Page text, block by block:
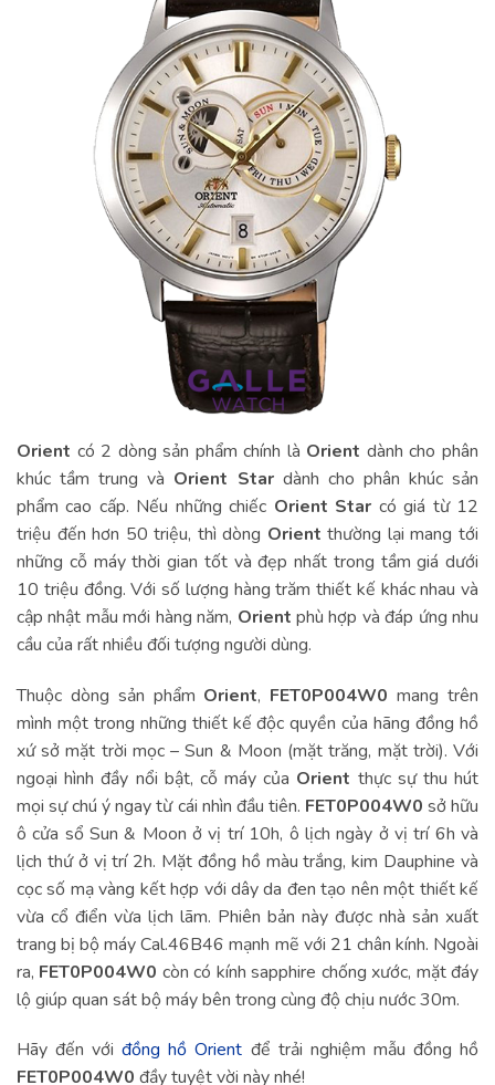
Orient có 2 dòng sản phẩm chính là Orient dành cho phân
khúc tầm trung và Orient Stardành cho phân khúc sản
phẩm cao cấp. Nếu những chiếc Orient Star có giá từ 12
triệu đến hơn 50 triệu, thì dòng Orient thường lại mang tới
những cỗ máy thời gian tốt và đẹp nhất trong tầm giá dưới
10 triệu đồng. Với số lượng hàng trăm thiết kế khác nhau và
cập nhật mẫu mới hàng năm, Orient phù hợp và đáp ứng nhu
cầu của rất nhiều đối tượng người dùng.
Thuộc dòng sản phẩm Orient, FET0P004W0 mang trên
mình một trong những thiết kế độc quyền của hãng đồng hồ
xứ sở mặt trời mọc – Sun & Moon (mặt trăng, mặt trời). Với
ngoại hình đầy nổi bật, cỗ máy của Orient thực sự thu hút
mọi sự chú ý ngay từ cái nhìn đầu tiên. FET0P004W0 sở hữu
ô cửa sổ Sun & Moon ở vị trí 10h, ô lịch ngày ở vị trí 6h và
lịch thứ ở vị trí 2h. Mặt đồng hồ màu trắng, kim Dauphine và
cọc số mạ vàng kết hợp với dây da đen tạo nên một thiết kế
vừa cổ điển vừa lịch lãm. Phiên bản này được nhà sản xuất
trang bị bộ máy Cal.46B46 mạnh mẽ với 21 chân kính. Ngoài
ra, FET0P004W0 còn có kính sapphire chống xước, mặt đáy
lộ giúp quan sát bộ máy bên trong cùng độ chịu nước 30m.
Hãy đến vớiđồng hồ Orient để trải nghiệm mẫu đồng hồ
FET0P004W0 đầy tuyệt vời này nhé!